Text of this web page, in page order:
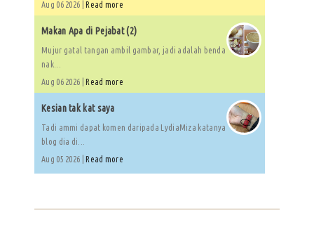
Aug 06 2026 | Read more
Makan Apa di Pejabat (2)
Mujur gatal tangan ambil gambar, jadi adalah benda
nak...
Aug 06 2026 | Read more
Kesian tak kat saya
Tadi ammi dapat komen daripada LydiaMiza katanya
blog dia di...
Aug 05 2026 | Read more